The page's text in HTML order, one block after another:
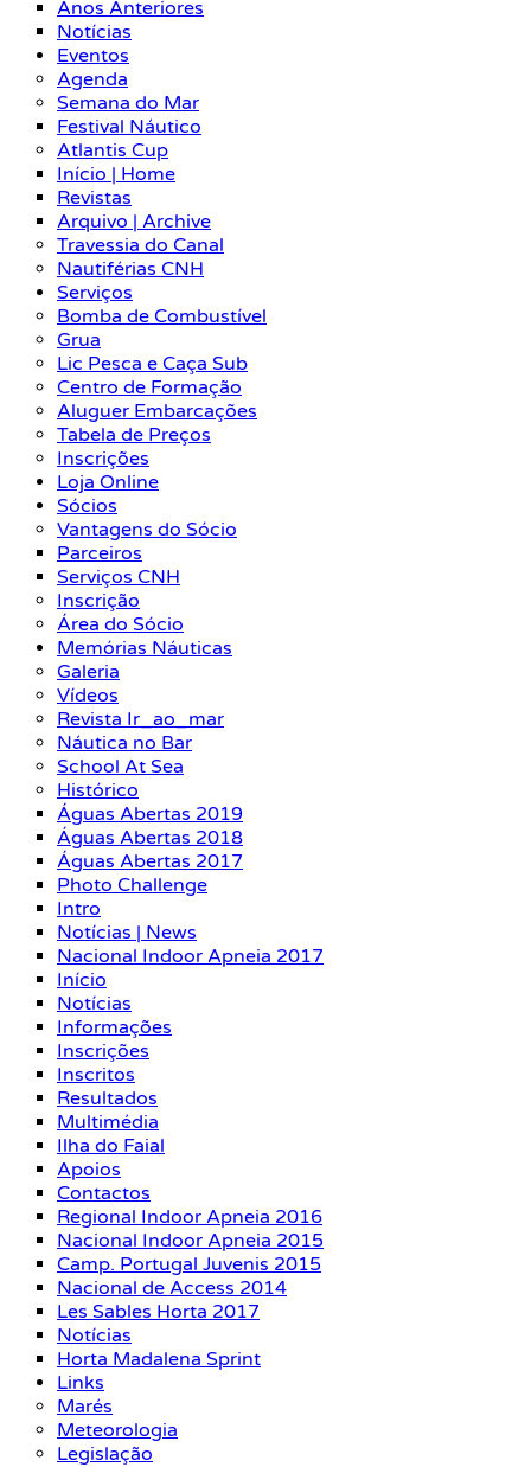
Anos Anteriores
Notícias
Eventos
Agenda
Semana do Mar
Festival Náutico
Atlantis Cup
Início | Home
Revistas
Arquivo | Archive
Travessia do Canal
Nautiférias CNH
Serviços
Bomba de Combustível
Grua
Lic Pesca e Caça Sub
Centro de Formação
Aluguer Embarcações
Tabela de Preços
Inscrições
Loja Online
Sócios
Vantagens do Sócio
Parceiros
Serviços CNH
Inscrição
Área do Sócio
Memórias Náuticas
Galeria
Vídeos
Revista Ir_ao_mar
Náutica no Bar
School At Sea
Histórico
Águas Abertas 2019
Águas Abertas 2018
Águas Abertas 2017
Photo Challenge
Intro
Notícias | News
Nacional Indoor Apneia 2017
Início
Notícias
Informações
Inscrições
Inscritos
Resultados
Multimédia
Ilha do Faial
Apoios
Contactos
Regional Indoor Apneia 2016
Nacional Indoor Apneia 2015
Camp. Portugal Juvenis 2015
Nacional de Access 2014
Les Sables Horta 2017
Notícias
Horta Madalena Sprint
Links
Marés
Meteorologia
Legislação